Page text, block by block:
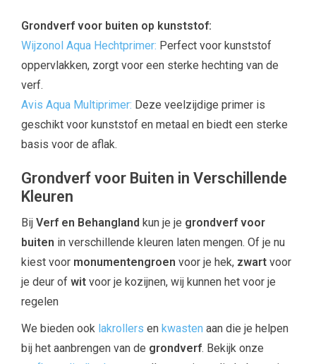
Grondverf voor buiten op kunststof:
Wijzonol Aqua Hechtprimer: Perfect voor kunststof
oppervlakken, zorgt voor een sterke hechting van de
verf.
Avis Aqua Multiprimer: Deze veelzijdige primer is
geschikt voor kunststof en metaal en biedt een sterke
basis voor de aflak.
Grondverf voor Buiten in Verschillende
Kleuren
Bij Verf en Behangland kun je je grondverf voor
buiten in verschillende kleuren laten mengen. Of je nu
kiest voor monumentengroen voor je hek, zwart voor
je deur of wit voor je kozijnen, wij kunnen het voor je
regelen
We bieden ook lakrollers en kwasten aan die je helpen
bij het aanbrengen van de grondverf. Bekijk onze